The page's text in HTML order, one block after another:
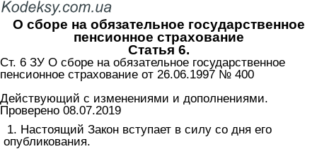
О сборе на обязательное государственное
пенсионное страхование
Статья 6.
Ст. 6 ЗУ О сборе на обязательное государственное
пенсионное страхование от 26.06.1997 № 400
Действующий с изменениями и дополнениями.
Проверено 08.07.2019
1. Настоящий Закон вступает в силу со дня его
опубликования.